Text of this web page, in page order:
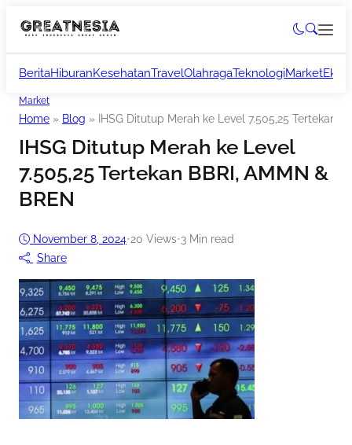
BeritaHiburanKesehatanTravelOlahragaTeknologiMarket
Market
Home » Blog » IHSG Ditutup Merah ke Level 7.505,25 Tertekan
IHSG Ditutup Merah ke Level
7.505,25 Tertekan BBRI, AMMN &
BREN
November 8, 2024•20 Views•3 Min read
Share